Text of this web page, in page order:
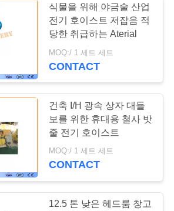
식물을 위해 야금술 산업
전기 호이스트 저잡음 적
당한 취급하는 Aterial
MOQ:/ 1 세트 세트
CONTACT
건축 I/H 광속 상자 대들
보를 위한 휴대용 철사 밧
줄 전기 호이스트
MOQ:/ 1 세트 세트
CONTACT
12.5 톤 낮은 헤드룸 창고